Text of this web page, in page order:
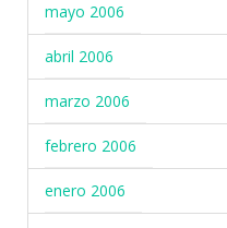
mayo 2006
abril 2006
marzo 2006
febrero 2006
enero 2006